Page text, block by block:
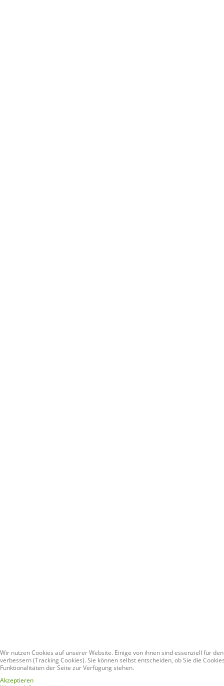
Wir nutzen Cookies auf unserer Website. Einige von ihnen sind essenziell für
verbessern (Tracking Cookies). Sie können selbst entscheiden, ob Sie die
Funktionalitäten der Seite zur Verfügung stehen.
Akzeptieren